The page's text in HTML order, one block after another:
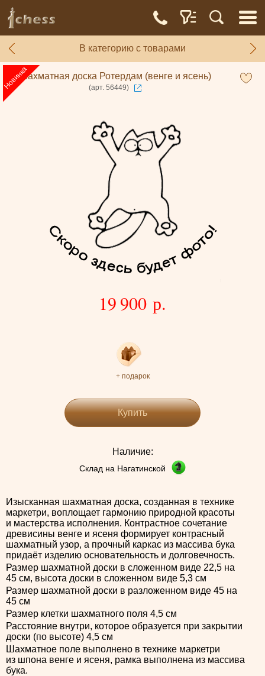
В категорию с товарами
Шахматная доска Ротердам (венге и ясень)
(арт. 56449)
19 900 р.
+ подарок
Купить
Наличие:
Склад на Нагатинской
Изысканная шахматная доска, созданная в технике
маркетри, воплощает гармонию природной красоты
и мастерства исполнения. Контрастное сочетание
древисины венге и ясеня формирует контрасный
шахматный узор, а прочный каркас из массива бука
придаёт изделию основательность и долговечность.
Размер шахматной доски в сложенном виде 22,5 на
45 см, высота доски в сложенном виде 5,3 см
Размер шахматной доски в разложенном виде 45 на
45 см
Размер клетки шахматного поля 4,5 см
Расстояние внутри, которое образуется при закрытии
доски (по высоте) 4,5 см
Шахматное поле выполнено в технике маркетри
из шпона венге и ясеня, рамка выполнена из массива
бука.